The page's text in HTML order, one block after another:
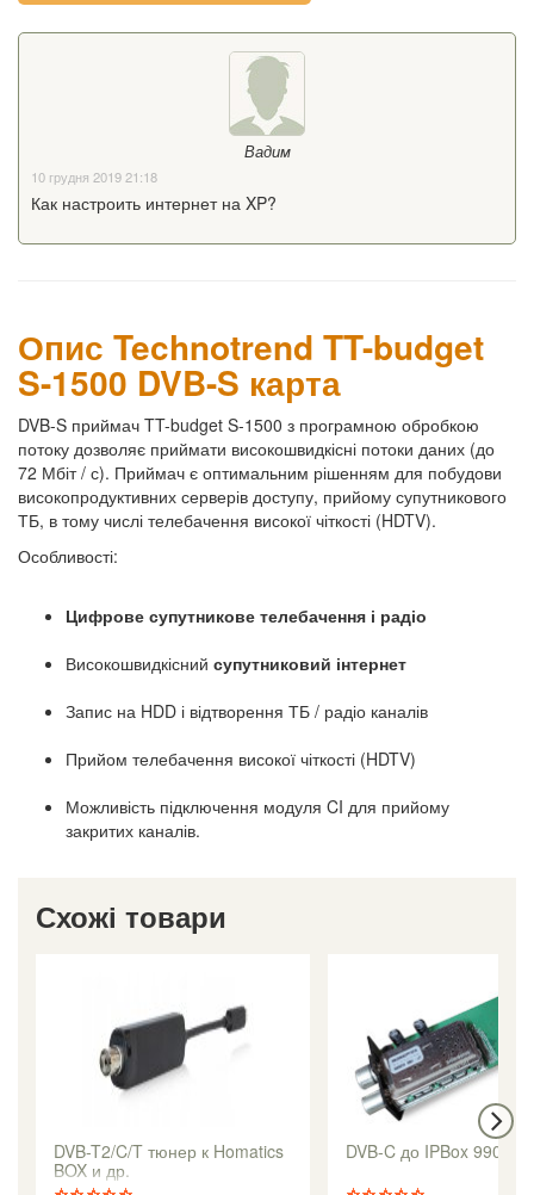
Вадим
10 грудня 2019 21:18
Как настроить интернет на XP?
Опис Technotrend TT-budget
S-1500 DVB-S карта
DVB-S приймач TT-budget S-1500 з програмною обробкою
потоку дозволяє приймати високошвидкісні потоки даних (до
72 Мбіт / с). Приймач є оптимальним рішенням для побудови
високопродуктивних серверів доступу, прийому супутникового
ТБ, в тому числі телебачення високої чіткості (HDTV).
Особливості:
Цифрове супутникове телебачення і радіо
Високошвидкісний супутниковий інтернет
Запис на HDD і відтворення ТБ / радіо каналів
Прийом телебачення високої чіткості (HDTV)
Можливість підключення модуля CI для прийому
закритих каналів.
Схожі товари
DVB-T2/C/T тюнер к Homatics
BOX и др.
DVB-C до IPBox 9900HD